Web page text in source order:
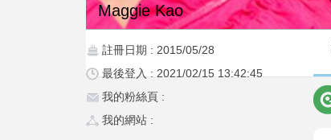
Maggie Kao
註冊日期 : 2015/05/28
最後登入 : 2021/02/15 13:42:45
我的粉絲頁 :
我的網站 :